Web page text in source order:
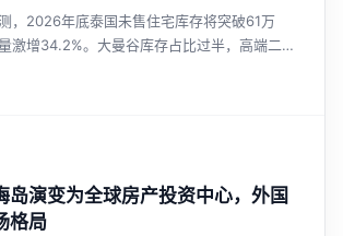
，2026年底泰国未售住宅库存将突破61万
激增34.2%。大曼谷库存占比过半，高端二手
岛演变为全球房产投资中心，外国
格局